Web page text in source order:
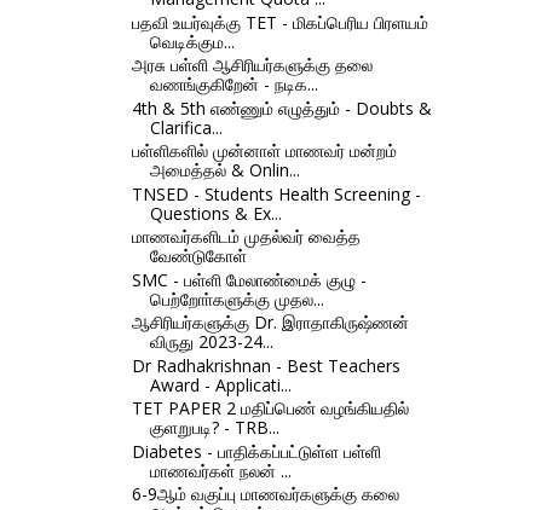
பதவி உயர்வுக்கு TET - மிகப்பெரிய பிரளயம்
வெடிக்கும...
அரசு பள்ளி ஆசிரியர்களுக்கு தலை
வணங்குகிறேன் - நடிக...
4th & 5th எண்ணும் எழுத்தும் - Doubts &
Clarifica...
பள்ளிகளில் முன்னாள் மாணவர் மன்றம்
அமைத்தல் & Onlin...
TNSED - Students Health Screening -
Questions & Ex...
மாணவர்களிடம் முதல்வர் வைத்த
வேண்டுகோள்
SMC - பள்ளி மேலாண்மைக் குழு -
பெற்றோா்களுக்கு முதல...
ஆசிரியர்களுக்கு Dr. இராதாகிருஷ்ணன்
விருது 2023-24...
Dr Radhakrishnan - Best Teachers
Award - Applicati...
TET PAPER 2 மதிப்பெண் வழங்கியதில்
குளறுபடி? - TRB...
Diabetes - பாதிக்கப்பட்டுள்ள பள்ளி
மாணவர்கள் நலன் ...
6-9ஆம் வகுப்பு மாணவர்களுக்கு கலை